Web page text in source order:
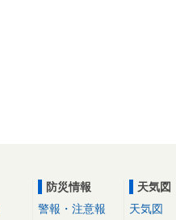
防災情報
警報・注意報
天気図
天気図